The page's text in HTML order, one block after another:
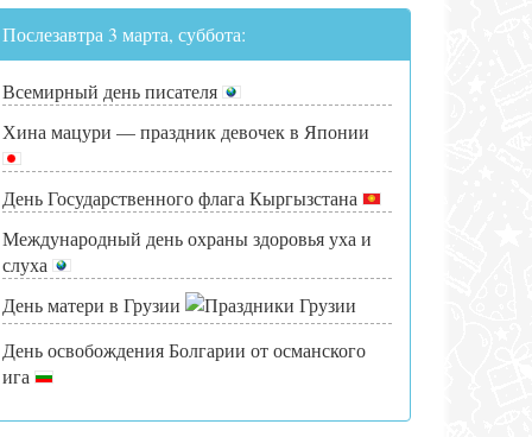
Послезавтра 3 марта, суббота:
Всемирный день писателя
Хина мацури — праздник девочек в Японии
День Государственного флага Кыргызстана
Международный день охраны здоровья уха и
слуха
День матери в Грузии
День освобождения Болгарии от османского
ига